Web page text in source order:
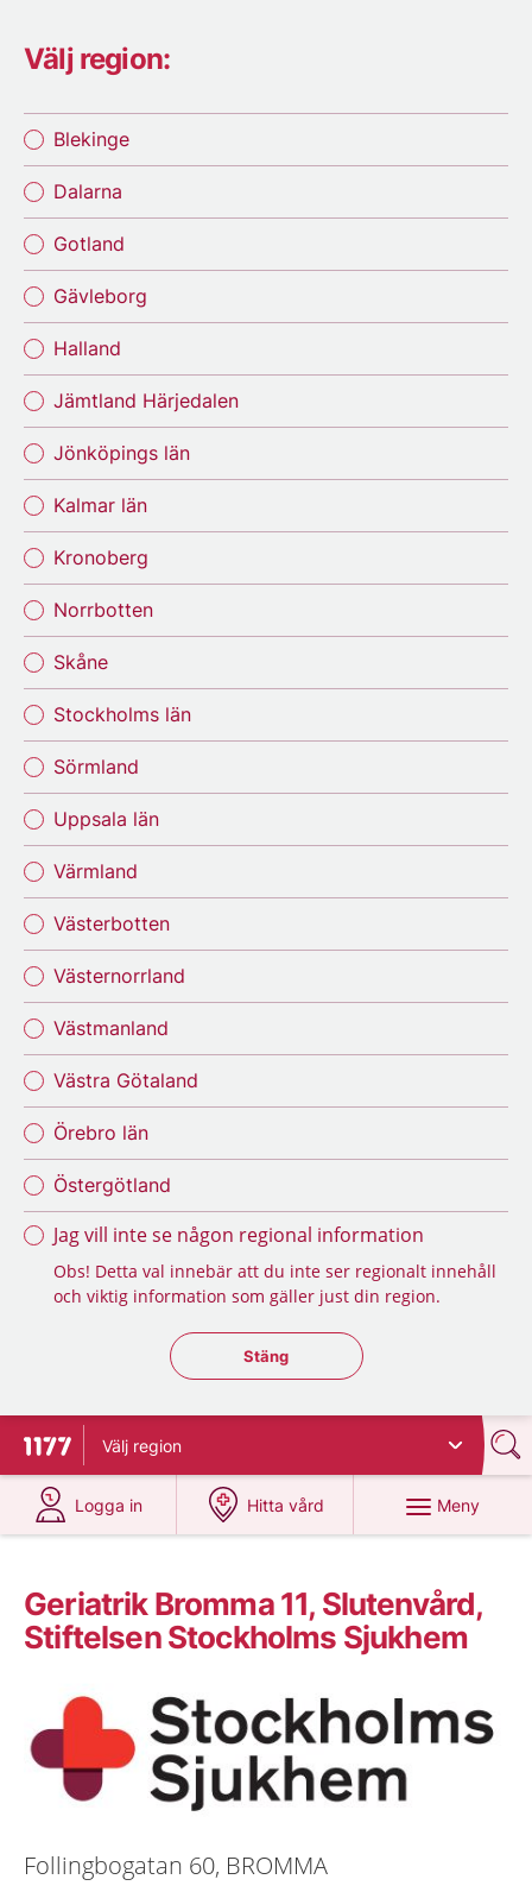
Välj region:
Blekinge
Dalarna
Gotland
Gävleborg
Halland
Jämtland Härjedalen
Jönköpings län
Kalmar län
Kronoberg
Norrbotten
Skåne
Stockholms län
Sörmland
Uppsala län
Värmland
Västerbotten
Västernorrland
Västmanland
Västra Götaland
Örebro län
Östergötland
Jag vill inte se någon regional information
Obs! Detta val innebär att du inte ser regionalt innehåll
och viktig information som gäller just din region.
Stäng regionsväljaren
Stäng
Till startsidan för 1177
Välj region
Logga in
på 1177.se
Hitta vård
på 1177.se
Meny
Geriatrik Bromma 11, Slutenvård,
Stiftelsen Stockholms Sjukhem
Follingbogatan 60, BROMMA